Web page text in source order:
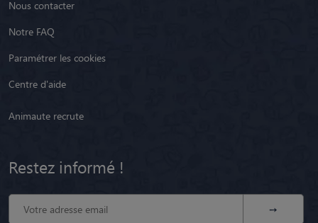
Nous contacter
Notre FAQ
Paramétrer les cookies
Centre d'aide
Animaute recrute
Restez informé !